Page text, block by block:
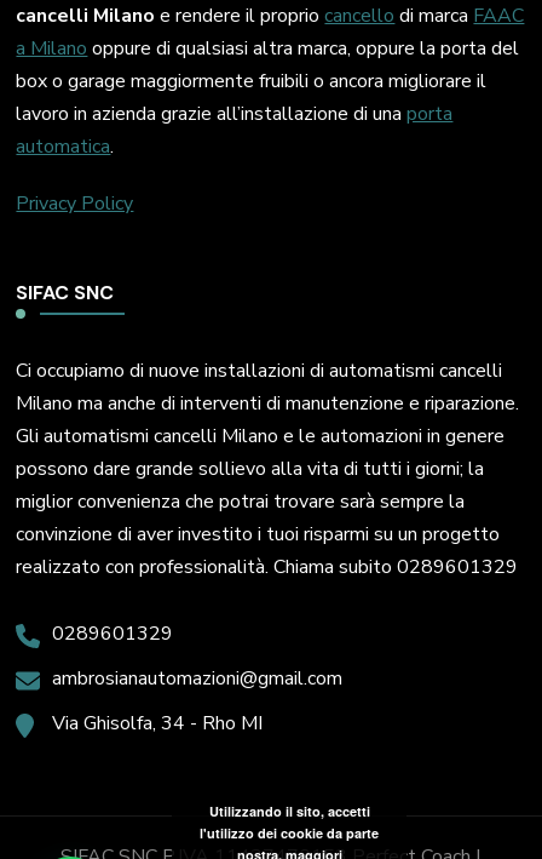
cancelli Milano e rendere il propriocancello di marca FAAC
a Milano oppure di qualsiasi altra marca, oppure la porta del
box o garage maggiormente fruibili o ancora migliorare il
lavoro in azienda grazie all’installazione di unaporta
automatica.
Privacy Policy
SIFAC SNC
Ci occupiamo di nuove installazioni di automatismi cancelli
Milano ma anche di interventi di manutenzione e riparazione.
Gli automatismi cancelli Milano e le automazioni in genere
possono dare grande sollievo alla vita di tutti i giorni; la
miglior convenienza che potrai trovare sarà sempre la
convinzione di aver investito i tuoi risparmi su un progetto
realizzato con professionalità. Chiama subito 0289601329
0289601329
ambrosianautomazioni@gmail.com
Via Ghisolfa, 34 - Rho MI
Utilizzando il sito, accetti
l'utilizzo dei cookie da parte
nostra. maggiori